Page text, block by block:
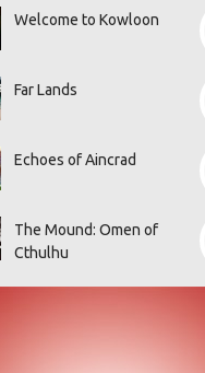
Welcome to Kowloon
Far Lands
Echoes of Aincrad
The Mound: Omen of
Cthulhu